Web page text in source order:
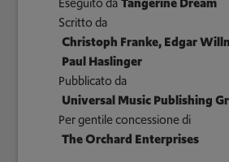
Scritto da
Christoph Franke, Edgar
Paul Haslinger
Pubblicato da
Universal Music Publishing
Per gentile concessione di
The Orchard Enterprises